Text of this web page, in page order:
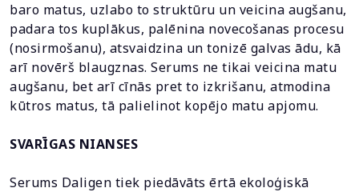
baro matus, uzlabo to struktūru un veicina augšanu,
padara tos kuplākus, palēnina novecošanas procesu
(nosirmošanu), atsvaidzina un tonizē galvas ādu, kā
arī novērš blaugznas. Serums ne tikai veicina matu
augšanu, bet arī cīnās pret to izkrišanu, atmodina
kūtros matus, tā palielinot kopējo matu apjomu.
SVARĪGAS NIANSES
Serums Daligen tiek piedāvāts ērtā ekoloģiskā